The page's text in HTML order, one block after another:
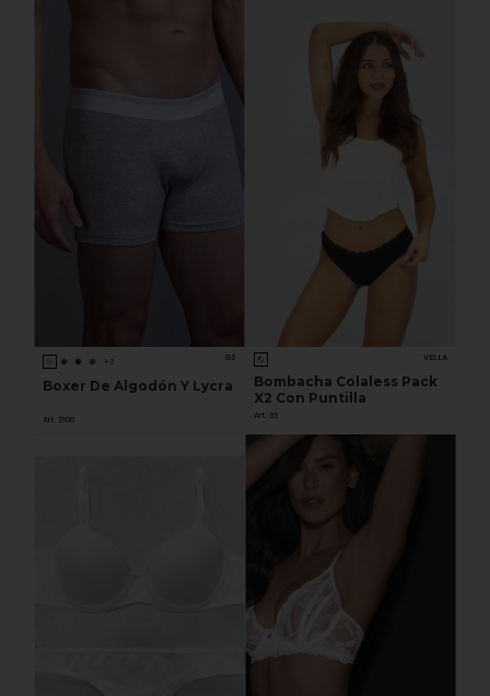
+2 G3
Boxer De Algodón Y Lycra
Art. 3100
VELLA
Bombacha Colaless Pack
X2 Con Puntilla
Art. 33